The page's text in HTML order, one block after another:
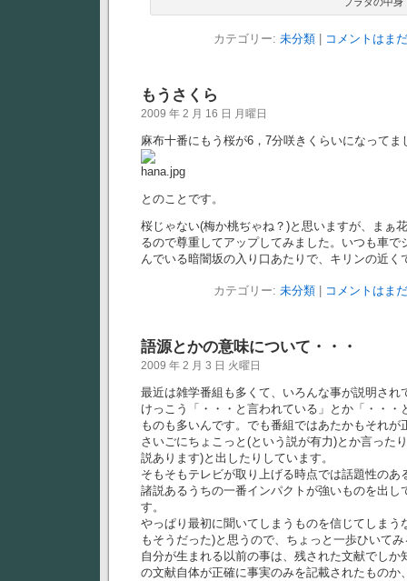
カテゴリー: 未分類 コメントはま
もうさくら
2009 年 2 月 16 日 月曜日
麻布十番にもう桜が6，7分咲きくらいになってま
とのことです。
桜じゃない(梅か桃ぢゃね？)と思いますが、まぁ
るので尊重してアップしてみました。いつも車で
んでいる暗闇坂の入り口あたりで、キリンの近く
カテゴリー: 未分類 コメントはま
語源とかの意味について・・・
2009 年 2 月 3 日 火曜日
最近は雑学番組も多くて、いろんな事が説明され
けっこう「・・・と言われている」とか「・・・
ものも多いんです。でも番組ではあたかもそれが
さいごにちょこっと(という説が有力)とか言った
説あります)と出したりしています。
そもそもテレビが取り上げる時点では話題性のあ
諸説あるうちの一番インパクトが強いものを出し
す。
やっぱり最初に聞いてしまうものを信じてしまう
もそうだった)と思うので、ちょっと一歩ひいて
自分が生まれる以前の事は、残された文献でしか
の文献自体が正確に事実のみを記載されたものか